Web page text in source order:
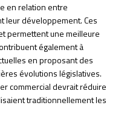
en relation entre
leur développement. Ces
permettent une meilleure
également à
en proposant des
évolutions législatives.
commercial devrait réduire
traditionnellement les